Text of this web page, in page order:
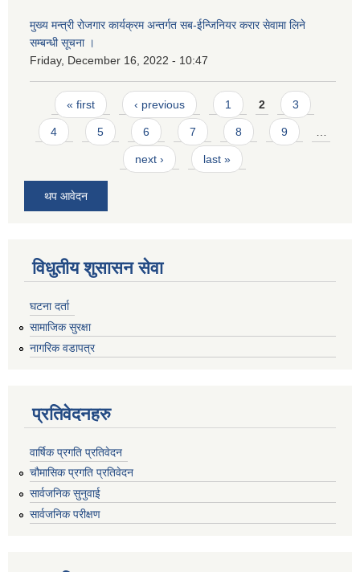
मुख्य मन्त्री रोजगार कार्यक्रम अन्तर्गत सब-ईन्जिनियर करार सेवामा लिने
सम्बन्धी सूचना ।
Friday, December 16, 2022 - 10:47
Pages
« first ‹ previous 1 2 3
4 5 6 7 8 9
next › last »
थप आवेदन
विधुतीय शुसासन सेवा
घटना दर्ता
सामाजिक सुरक्षा
नागरिक वडापत्र
प्रतिवेदनहरु
वार्षिक प्रगति प्रतिवेदन
चौमासिक प्रगति प्रतिवेदन
सार्वजनिक सुनुवाई
सार्वजनिक परीक्षण